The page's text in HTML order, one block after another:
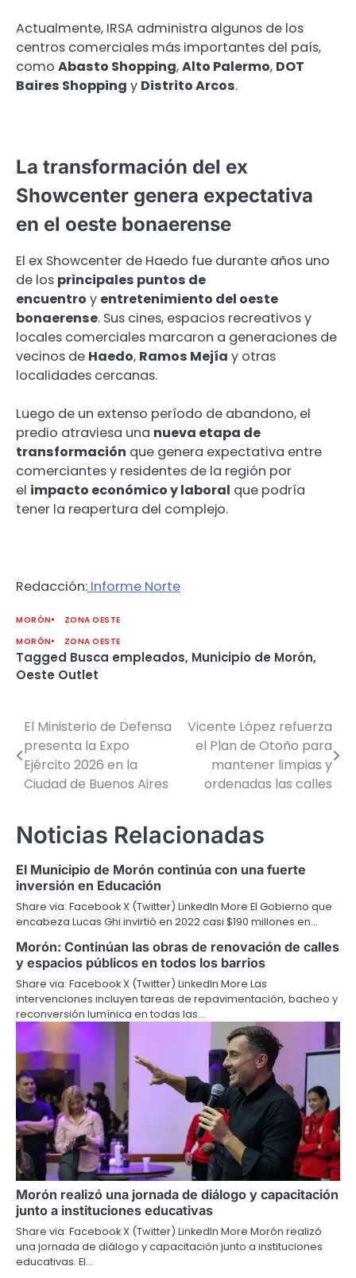
Actualmente, IRSA administra algunos de los
centros comerciales más importantes del país,
como Abasto Shopping,Alto Palermo, DOT
Baires Shopping y Distrito Arcos.
La transformación del ex
Showcenter genera expectativa
en el oeste bonaerense
El ex Showcenter de Haedo fue durante años uno
de los principales puntos de
encuentro y entretenimiento del oeste
bonaerense. Sus cines, espacios recreativos y
locales comerciales marcaron a generaciones de
vecinos de Haedo, Ramos Mejía y otras
localidades cercanas.
Luego de un extenso período de abandono, el
predio atraviesa una nueva etapa de
transformación que genera expectativa entre
comerciantes y residentes de la región por
el impacto económico y laboral que podría
tener la reapertura del complejo.
Redacción: Informe Norte
MORÓN
ZONA OESTE
MORÓN
ZONA OESTE
Tagged Busca empleados, Municipio de Morón,
Oeste Outlet
Navegación
de
entradas
El Ministerio de Defensa
presenta la Expo
Ejército 2026 en la
Ciudad de Buenos Aires
Vicente López refuerza
el Plan de Otoño para
mantener limpias y
ordenadas las calles
Noticias Relacionadas
El Municipio de Morón continúa con una fuerte
inversión en Educación
Share via: Facebook X (Twitter) LinkedIn More El Gobierno que
encabeza Lucas Ghi invirtió en 2022 casi $190 millones en…
Morón: Continúan las obras de renovación de calles
y espacios públicos en todos los barrios
Share via: Facebook X (Twitter) LinkedIn More Las
intervenciones incluyen tareas de repavimentación, bacheo y
reconversión lumínica en todas las…
Morón realizó una jornada de diálogo y capacitación
junto a instituciones educativas
Share via: Facebook X (Twitter) LinkedIn More Morón realizó
una jornada de diálogo y capacitación junto a instituciones
educativas. El…